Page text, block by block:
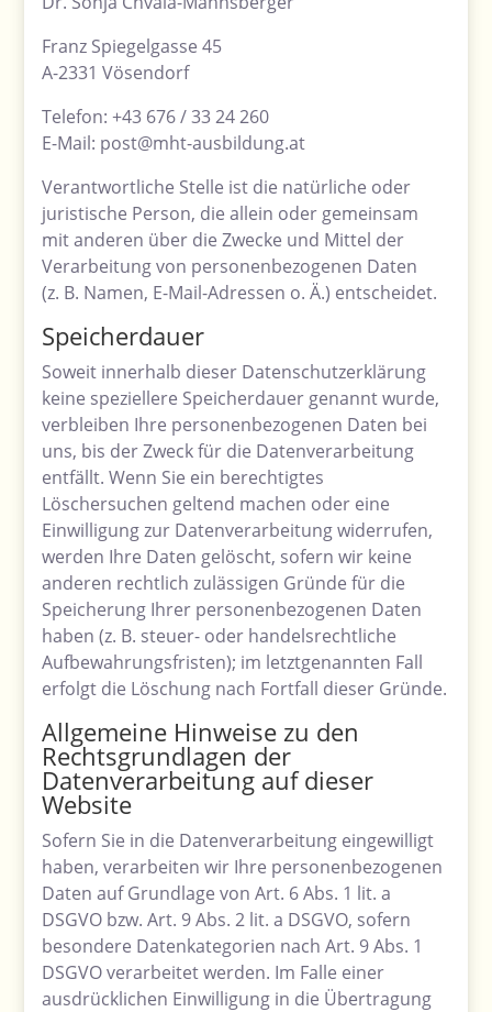
Franz Spiegelgasse 45
A-2331 Vösendorf
Telefon: +43 676 / 33 24 260
E-Mail: post@mht-ausbildung.at
Verantwortliche Stelle ist die natürliche oder
juristische Person, die allein oder gemeinsam
mit anderen über die Zwecke und Mittel der
Verarbeitung von personenbezogenen Daten
(z. B. Namen, E-Mail-Adressen o. Ä.) entscheidet.
Speicherdauer
Soweit innerhalb dieser Datenschutzerklärung
keine speziellere Speicherdauer genannt wurde,
verbleiben Ihre personenbezogenen Daten bei
uns, bis der Zweck für die Datenverarbeitung
entfällt. Wenn Sie ein berechtigtes
Löschersuchen geltend machen oder eine
Einwilligung zur Datenverarbeitung widerrufen,
werden Ihre Daten gelöscht, sofern wir keine
anderen rechtlich zulässigen Gründe für die
Speicherung Ihrer personenbezogenen Daten
haben (z. B. steuer- oder handelsrechtliche
Aufbewahrungsfristen); im letztgenannten Fall
erfolgt die Löschung nach Fortfall dieser Gründe.
Allgemeine Hinweise zu den
Rechtsgrundlagen der
Datenverarbeitung auf dieser
Website
Sofern Sie in die Datenverarbeitung eingewilligt
haben, verarbeiten wir Ihre personenbezogenen
Daten auf Grundlage von Art. 6 Abs. 1 lit. a
DSGVO bzw. Art. 9 Abs. 2 lit. a DSGVO, sofern
besondere Datenkategorien nach Art. 9 Abs. 1
DSGVO verarbeitet werden. Im Falle einer
ausdrücklichen Einwilligung in die Übertragung